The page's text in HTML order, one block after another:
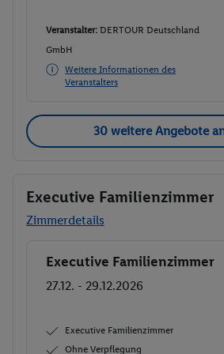
Veranstalter: DERTOUR Deutschland
GmbH
Weitere Informationen des
Veranstalters
30 weitere Angebote
Executive Familienzimmer
Zimmerdetails
Buchen
Executive Familienzimmer
27.12. - 29.12.2026
Executive Familienzimmer
Ohne Verpflegung